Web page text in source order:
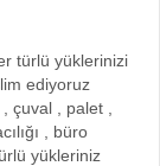
türlü yüklerinizi
ediyoruz
çuval , palet ,
, büro
yükleriniz